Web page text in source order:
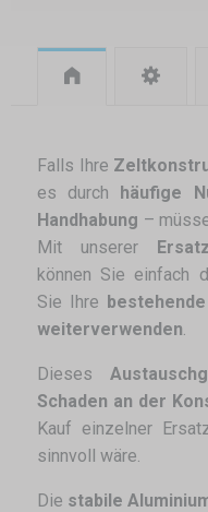
Falls Ihre
es durch häufige
Handhabung –
Mit unserer
können Sie einfach
Sie Ihre
weiterverwenden
Dieses
Schaden an der
Kauf einzelner
sinnvoll wäre.
Die stabile